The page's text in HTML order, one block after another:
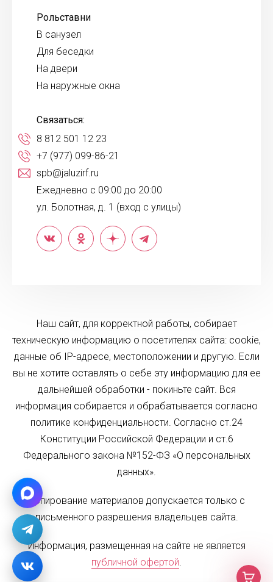
Рольставни
В санузел
Для беседки
На двери
На наружные окна
Связаться:
8 812 501 12 23
+7 (977) 099-86-21
spb@jaluzirf.ru
Ежедневно с 09:00 до 20:00
ул. Болотная, д. 1 (вход с улицы)
Наш сайт, для корректной работы, собирает
техническую информацию о посетителях сайта: cookie,
данные об IP-адресе, местоположении и другую. Если
вы не хотите оставлять о себе эту информацию для ее
дальнейшей обработки - покиньте сайт. Вся
информация собирается и обрабатывается согласно
политике конфиденциальности. Согласно ст.24
Конституции Российской Федерации и ст.6
Федерального закона №152-ФЗ «О персональных
данных».
Копирование материалов допускается только с
письменного разрешения владельцев сайта.
Информация, размещенная на сайте не является
публичной офертой.